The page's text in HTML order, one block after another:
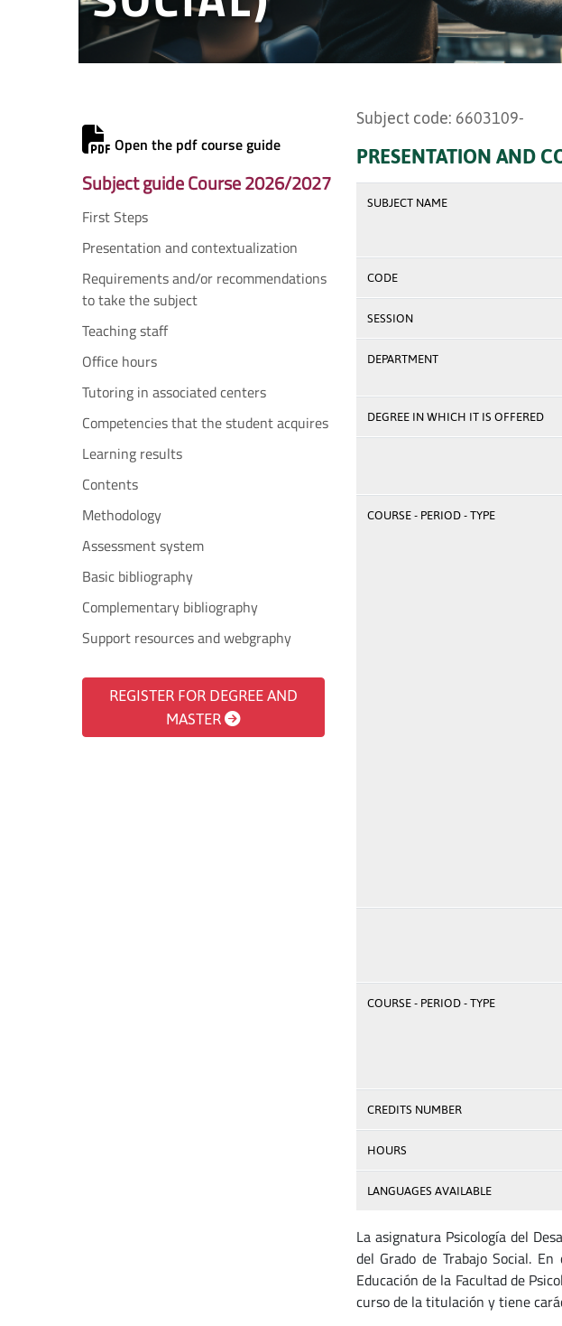
Open the pdf course guide
Subject guide Course 2026/2027
First Steps
Presentation and contextualization
Requirements and/or recommendations
to take the subject
Teaching staff
Office hours
Tutoring in associated centers
Competencies that the student acquires
Learning results
Contents
Methodology
Assessment system
Basic bibliography
Complementary bibliography
Support resources and webgraphy
REGISTER FOR DEGREE AND
MASTER
Subject code: 6603109-
PRESENTATION AND
SUBJECT NAME
CODE
SESSION
DEPARTMENT
DEGREE IN WHICH IT IS OFFERED
COURSE - PERIOD - TYPE
COURSE - PERIOD - TYPE
CREDITS NUMBER
HOURS
LANGUAGES AVAILABLE
La asignatura Psicología del
del Grado de Trabajo Social.
Educación de la Facultad de
curso de la titulación y tiene